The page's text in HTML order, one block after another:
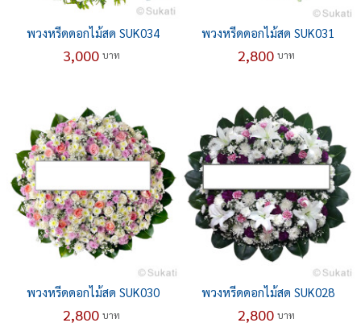
พวงหรีดดอกไม้สด SUK034
3,000 บาท
พวงหรีดดอกไม้สด SUK031
2,800 บาท
พวงหรีดดอกไม้สด SUK030
2,800 บาท
พวงหรีดดอกไม้สด SUK028
2,800 บาท